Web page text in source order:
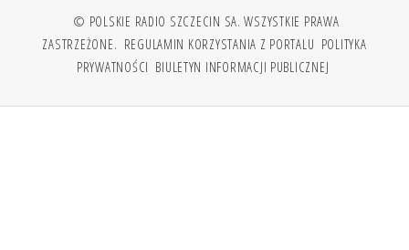
© POLSKIE RADIO SZCZECIN SA. WSZYSTKIE PRAWA
ZASTRZEŻONE. REGULAMIN KORZYSTANIA Z PORTALU POLITYKA
PRYWATNOŚCI BIULETYN INFORMACJI PUBLICZNEJ